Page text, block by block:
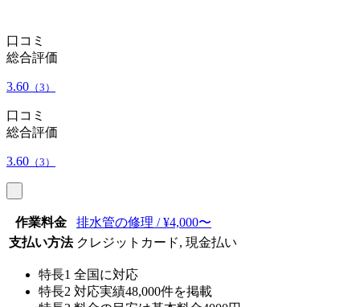
口コミ
総合評価
3.60 （3）
口コミ
総合評価
3.60 （3）
作業料金
排水管の修理 / ¥4,000〜
支払い方法 クレジットカード, 現金払い
特長1 全国に対応
特長2 対応実績48,000件を掲載